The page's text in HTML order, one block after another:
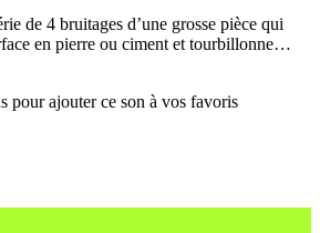
de 4 bruitages d’une grosse pièce qui
en pierre ou ciment et tourbillonne…